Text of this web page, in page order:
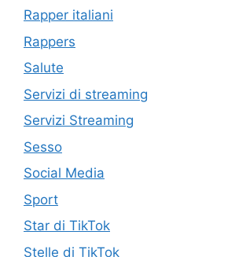
Rapper italiani
Rappers
Salute
Servizi di streaming
Servizi Streaming
Sesso
Social Media
Sport
Star di TikTok
Stelle di TikTok